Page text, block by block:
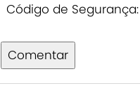
Código de Segurança:
Comentar